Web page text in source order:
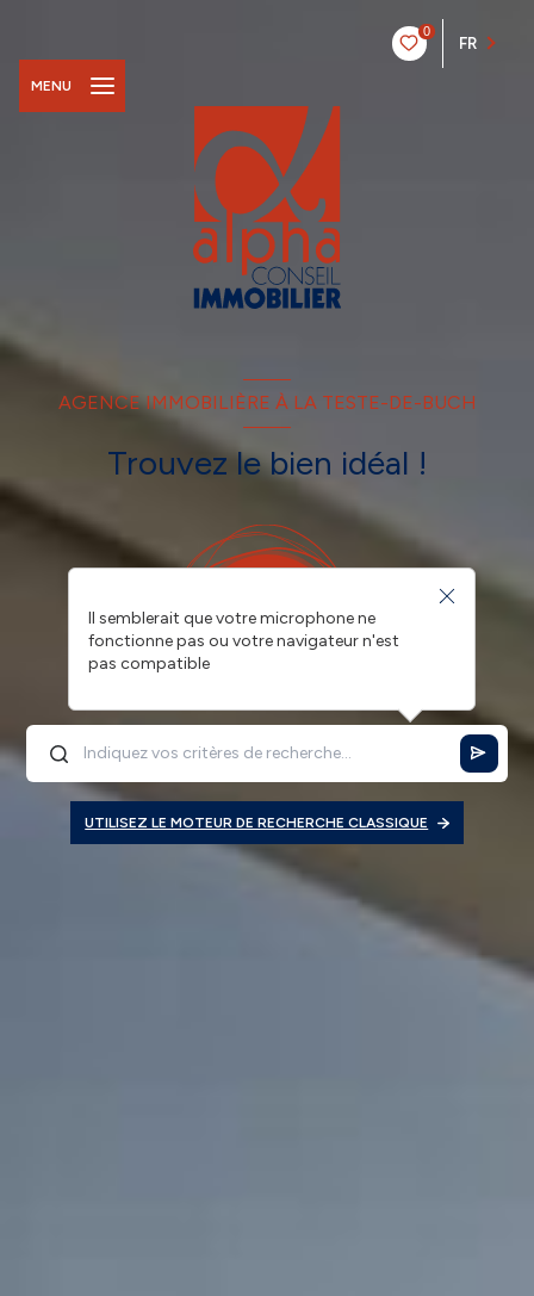
0
FR
MENU
AGENCE IMMOBILIÈRE À LA TESTE-DE-BUCH
Trouvez le bien idéal !
Il semblerait que votre microphone ne
fonctionne pas ou votre navigateur n'est
pas compatible
UTILISEZ LE MOTEUR DE RECHERCHE CLASSIQUE